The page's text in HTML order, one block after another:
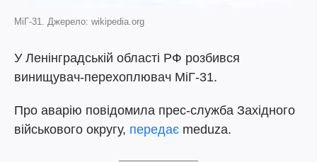
МіГ-31. Джерело: wikipedia.org
У Ленінградській області РФ розбився
винищувач-перехоплювач МіГ-31.
Про аварію повідомила прес-служба Західного
військового округу, передає meduza.